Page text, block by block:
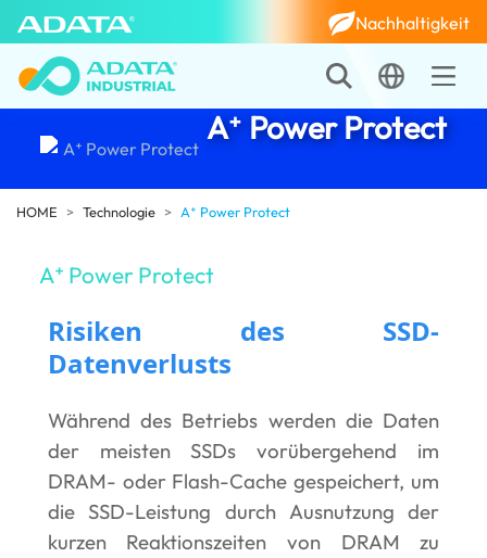
Nachhaltigkeit
A⁺ Power Protect
HOME Technologie A⁺ Power Protect
A⁺ Power Protect
Risiken des SSD-
Datenverlusts
Während des Betriebs werden die Daten
der meisten SSDs vorübergehend im
DRAM- oder Flash-Cache gespeichert, um
die SSD-Leistung durch Ausnutzung der
kurzen Reaktionszeiten von DRAM zu